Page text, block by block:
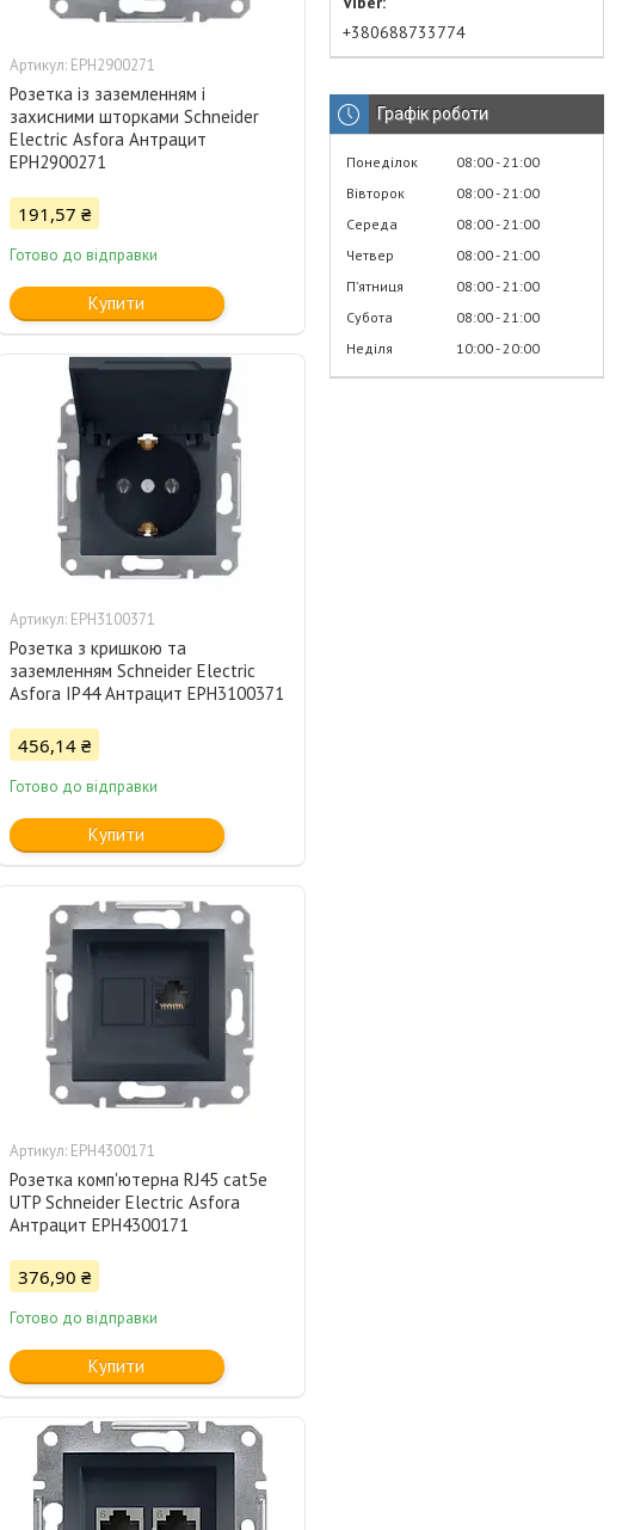
EPH2900271
Розетка із заземленням і
захисними шторками Schneider
Electric Asfora Антрацит
EPH2900271
191,57 ₴
Готово до відправки
Купити
EPH3100371
Розетка з кришкою та
заземленням Schneider Electric
Asfora IP44 Антрацит EPH3100371
456,14 ₴
Готово до відправки
Купити
EPH4300171
Розетка комп'ютерна RJ45 cat5e
UTP Schneider Electric Asfora
Антрацит EPH4300171
376,90 ₴
Готово до відправки
Купити
+380688733774
Графік роботи
Понеділок 08:00 21:00
Вівторок
08:00 21:00
Середа
08:00 21:00
Четвер
08:00 21:00
Пʼятниця
08:00 21:00
Субота
08:00 21:00
Неділя
10:00 20:00